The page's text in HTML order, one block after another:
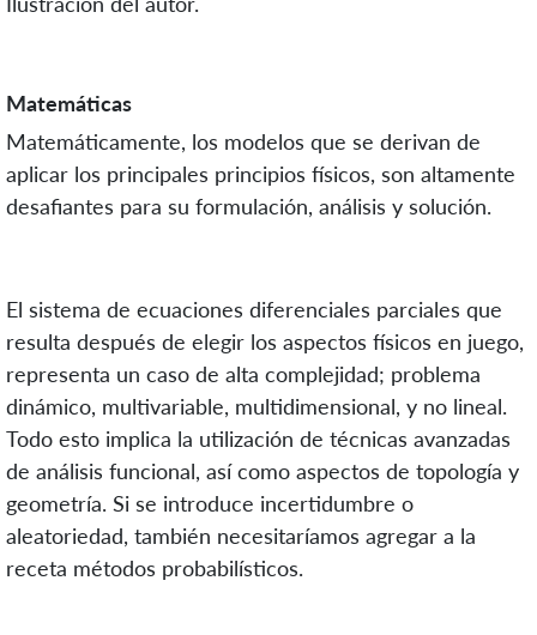
Matemáticas
Matemáticamente, los modelos que se derivan de
aplicar los principales principios físicos, son altamente
desafiantes para su formulación, análisis y solución.
El sistema de ecuaciones diferenciales parciales que
resulta después de elegir los aspectos físicos en juego,
representa un caso de alta complejidad; problema
dinámico, multivariable, multidimensional, y no lineal.
Todo esto implica la utilización de técnicas avanzadas
de análisis funcional, así como aspectos de topología y
geometría. Si se introduce incertidumbre o
aleatoriedad, también necesitaríamos agregar a la
receta métodos probabilísticos.